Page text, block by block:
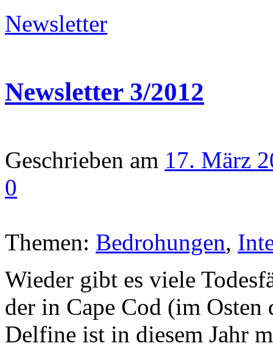
Newsletter
Newsletter 3/2012
Geschrieben am 17. März
0
Themen: Bedrohungen,
Wieder gibt es viele
der in Cape Cod (im Osten
Delfine ist in diesem Jahr